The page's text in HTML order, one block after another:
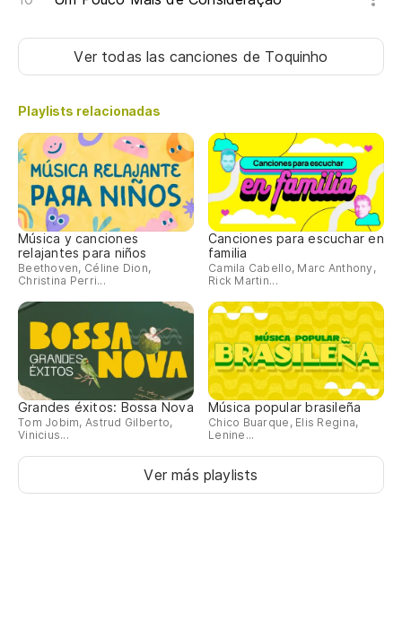
Ver todas las canciones de Toquinho
Playlists relacionadas
Música y canciones
relajantes para niños
Beethoven, Céline Dion,
Christina Perri...
Canciones para escuchar en
familia
Camila Cabello, Marc Anthony,
Rick Martin...
Grandes éxitos: Bossa Nova
Tom Jobim, Astrud Gilberto,
Vinicius...
Música popular brasileña
Chico Buarque, Elis Regina,
Lenine...
Ver más playlists